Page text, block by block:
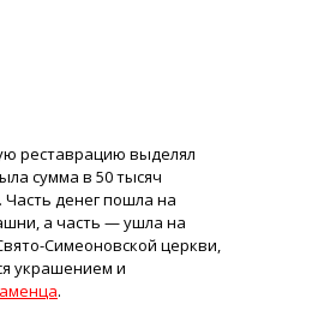
реставрацию выделял
сумма в 50 тысяч
Часть денег пошла на
а часть — ушла на
Симеоновской церкви,
украшением и
.